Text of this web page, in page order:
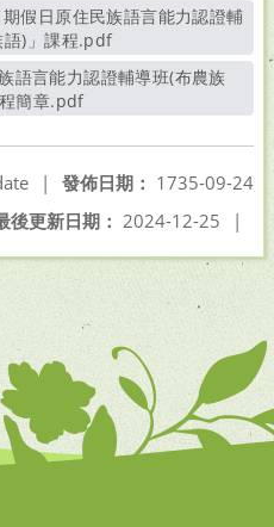
語)」課程.pdf另開新視窗
簡章.pdf另開新視窗
發佈日期： 1735-09-24
|
後更新日期： 2024-12-25 |